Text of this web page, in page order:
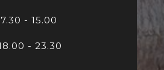
7.30 - 15.00
- 23.30